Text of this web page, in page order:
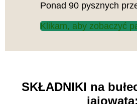
Ponad 90 pysznych
Klikam, aby zobaczyć
SKŁADNIKI na
jajowatą: